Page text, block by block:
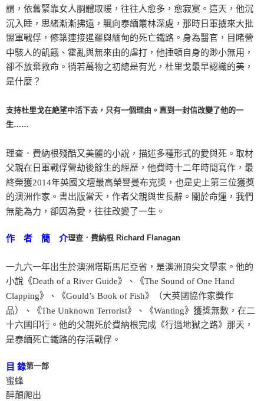
謂，依舊緊靠女人胴體取暖，往往人愈多，愈寂寞。這天，他沉
沉入睡，思緒漸漸拂遠，飄向泰緬叢林深處，那時日軍擄來大批
盟軍戰俘，修築連接暹羅與緬甸的死亡鐵路。身為醫官，目睹營
中駭人的飢餓、霍亂與無來由的虐打，他捶頓自身的渺小無用，
卻不放棄救命。徜若萬物之初總是有光，杜里戈最早認識的美，
是什麼？
支持杜里戈在絶望中活下去，只有一個理由。直到一封信改變了他的一
生……
理查．費納根殘酷又美麗的小說，描述多種形式的愛與死。取材
父親在日軍戰俘營劫後餘生的經歷，他費時十二年時間寫作，最
終榮獲2014年英國文壇最高榮譽曼布克獎，也是史上第三位獲獎
的澳洲作家。書出版當天，作者父親與世長辭。關於命運，我們
無能為力，卻因為愛，往往改變了一生。
作 者 簡 介理查．費納根 Richard Flanagan
一九六一年出生於澳洲塔斯馬尼亞省，是澳洲頂尖文學家。他的
小說《Death of a River Guide》、《The Sound of One Hand
Clapping》、《Gould’s Book of Fish》（大英國協作家獎作
品）、《The Unknown Terrorist》、《Wanting》獲獎無數，在二
十六國印行。他的父親死於費納根完成《行過地獄之路》那天，
是泰緬死亡鐵路的存活戰俘。
目 錄第一部
蜜蜂
醉顛爬出